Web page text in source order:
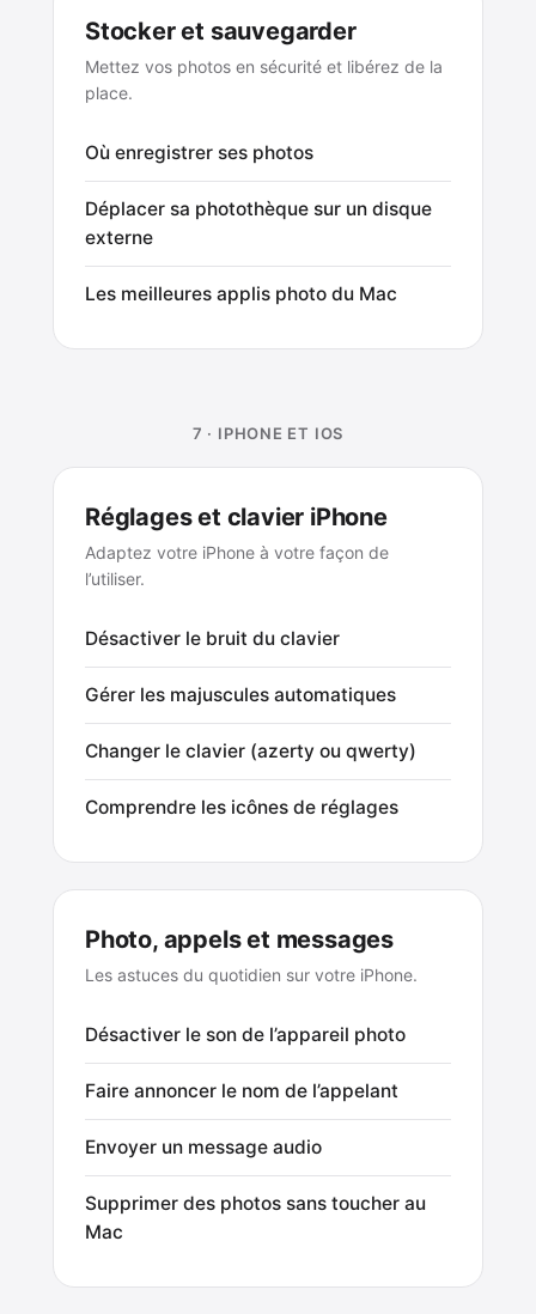
Stocker et sauvegarder
Mettez vos photos en sécurité et libérez de la
place.
Où enregistrer ses photos
Déplacer sa photothèque sur un disque
externe
Les meilleures applis photo du Mac
7 · IPHONE ET IOS
Réglages et clavier iPhone
Adaptez votre iPhone à votre façon de
l’utiliser.
Désactiver le bruit du clavier
Gérer les majuscules automatiques
Changer le clavier (azerty ou qwerty)
Comprendre les icônes de réglages
Photo, appels et messages
Les astuces du quotidien sur votre iPhone.
Désactiver le son de l’appareil photo
Faire annoncer le nom de l’appelant
Envoyer un message audio
Supprimer des photos sans toucher au
Mac